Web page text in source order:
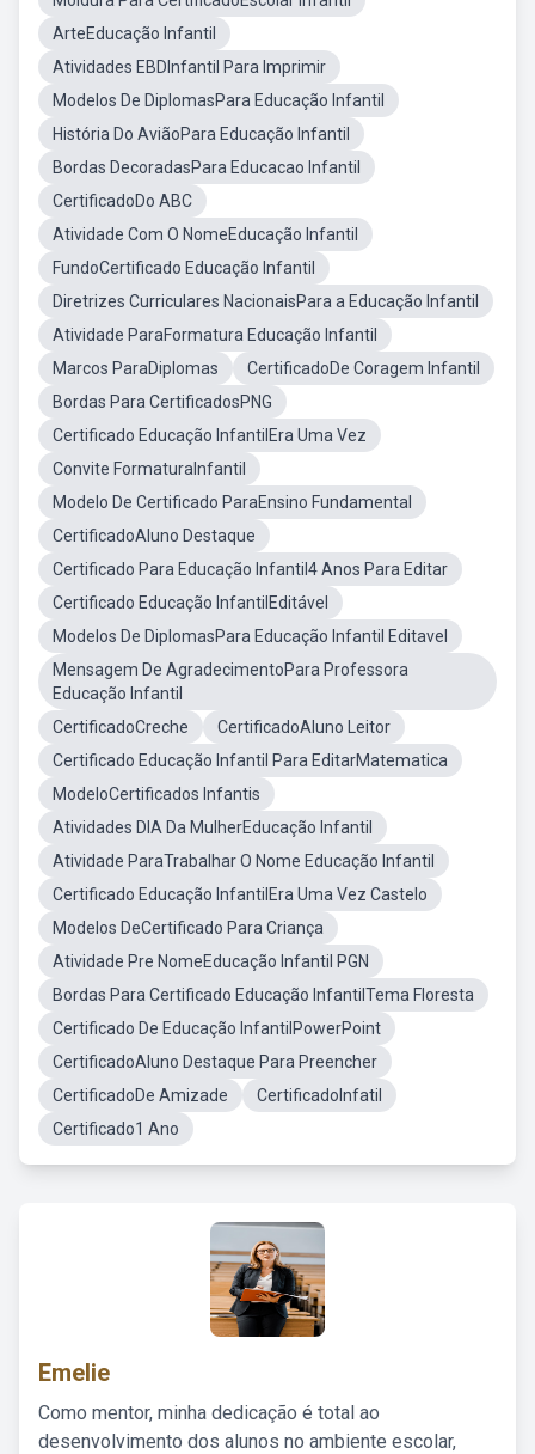
ArteEducação Infantil
Atividades EBDInfantil Para Imprimir
Modelos De DiplomasPara Educação Infantil
História Do AviãoPara Educação Infantil
Bordas DecoradasPara Educacao Infantil
CertificadoDo ABC
Atividade Com O NomeEducação Infantil
FundoCertificado Educação Infantil
Diretrizes Curriculares NacionaisPara a Educação Infantil
Atividade ParaFormatura Educação Infantil
Marcos ParaDiplomas
CertificadoDe Coragem Infantil
Bordas Para CertificadosPNG
Certificado Educação InfantilEra Uma Vez
Convite FormaturaInfantil
Modelo De Certificado ParaEnsino Fundamental
CertificadoAluno Destaque
Certificado Para Educação Infantil4 Anos Para Editar
Certificado Educação InfantilEditável
Modelos De DiplomasPara Educação Infantil Editavel
Mensagem De AgradecimentoPara Professora
Educação Infantil
CertificadoCreche
CertificadoAluno Leitor
Certificado Educação Infantil Para EditarMatematica
ModeloCertificados Infantis
Atividades DIA Da MulherEducação Infantil
Atividade ParaTrabalhar O Nome Educação Infantil
Certificado Educação InfantilEra Uma Vez Castelo
Modelos DeCertificado Para Criança
Atividade Pre NomeEducação Infantil PGN
Bordas Para Certificado Educação InfantilTema Floresta
Certificado De Educação InfantilPowerPoint
CertificadoAluno Destaque Para Preencher
CertificadoDe Amizade
CertificadoInfatil
Certificado1 Ano
Emelie
Como mentor, minha dedicação é total ao
desenvolvimento dos alunos no ambiente escolar,